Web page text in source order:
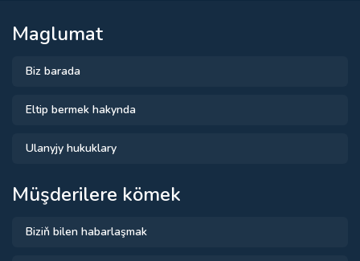
Maglumat
Biz barada
Eltip bermek hakynda
Ulanyjy hukuklary
Müşderilere kömek
Biziň bilen habarlaşmak